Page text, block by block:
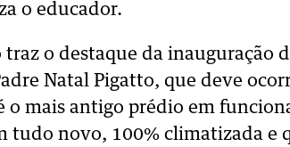
o educador.
traz o destaque da inauguração
Natal Pigatto, que deve
o mais antigo prédio em
tudo novo, 100% climatizada e